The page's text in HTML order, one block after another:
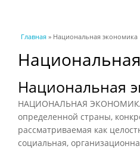
Вы здесь
Главная » Национальная экономика
Национальная
НАЦИОНАЛЬНАЯ
определенной страны,
рассматриваемая как
социальная,